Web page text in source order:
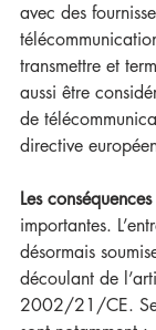
avec des
transmettre et
aussi être
de
directive
Les conséquences
importantes.
désormais
découlant de
2002/21/CE.